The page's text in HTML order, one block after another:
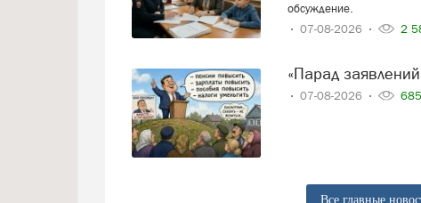
обсуждение.
07-08-2026
2
«Парад
07-08-2026
Все главные